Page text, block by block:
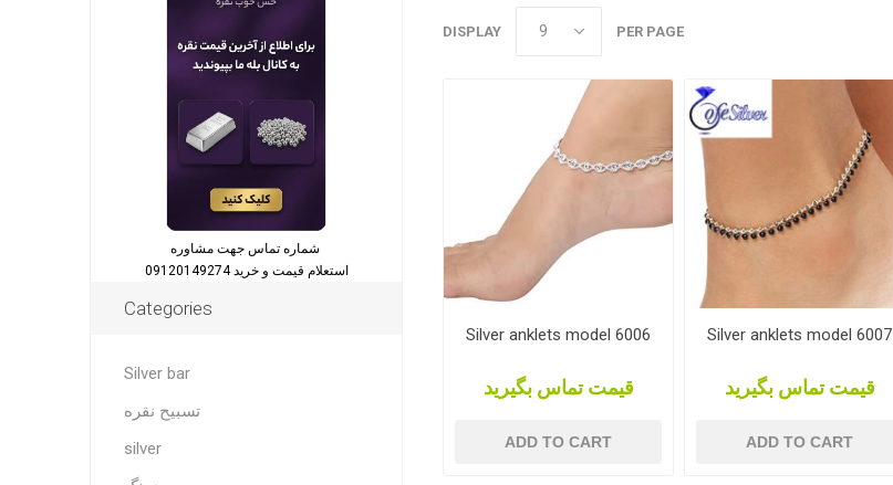
DISPLAY PER PAGE
Silver anklets model 6006
قیمت تماس بگیرید
ADD TO CART
Silver anklets model 6007
قیمت تماس بگیرید
ADD TO CART
استعلام قیمت و خرید 09120149274
Categories
Silver bar
تسبیح نقره
silver